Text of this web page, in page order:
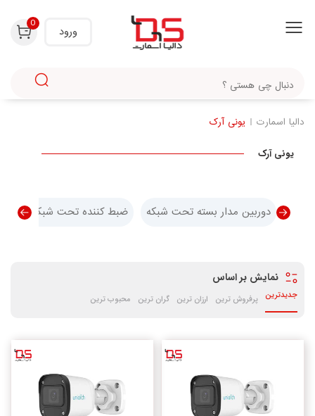
ورود
0
دالیا اسمارت یونی آرک
یونی آرک
دوربین مدار بسته تحت شبکه ضبط کننده تحت شبکه (NVR)
نمایش بر اساس
جدیدترین پرفروش ترین ارزان ترین گران ترین محبوب ترین